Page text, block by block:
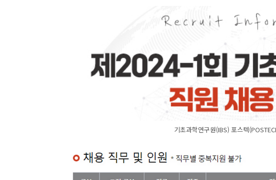
기초과학연구원(IBS) 포스텍